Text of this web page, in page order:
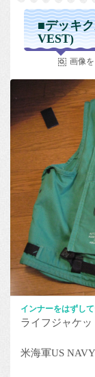
■デッキ
VEST)
画像
インナーをはずし
ライフジャケ
米海軍US